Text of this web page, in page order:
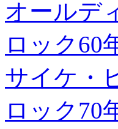
オールデ
ロック60
サイケ・
ロック70